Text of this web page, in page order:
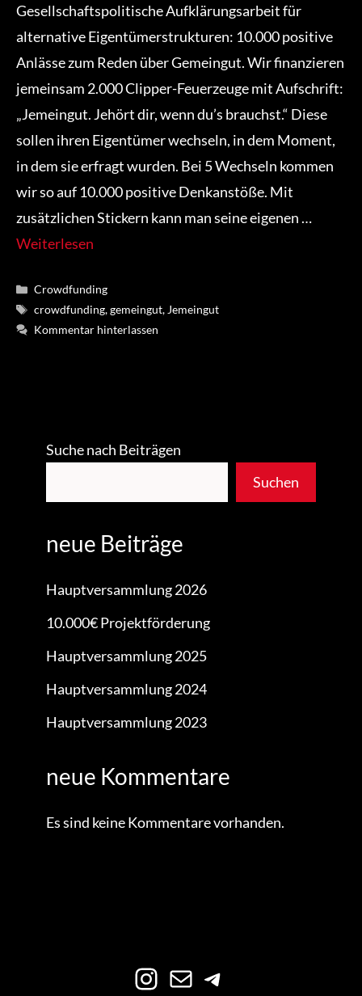
Gesellschaftspolitische Aufklärungsarbeit für
alternative Eigentümerstrukturen: 10.000 positive
Anlässe zum Reden über Gemeingut. Wir finanzieren
jemeinsam 2.000 Clipper-Feuerzeuge mit Aufschrift:
„Jemeingut. Jehört dir, wenn du’s brauchst.“ Diese
sollen ihren Eigentümer wechseln, in dem Moment,
in dem sie erfragt wurden. Bei 5 Wechseln kommen
wir so auf 10.000 positive Denkanstöße. Mit
zusätzlichen Stickern kann man seine eigenen …
Weiterlesen
Kategorien
Crowdfunding
Schlagwörter
crowdfunding,gemeingut, Jemeingut
Kommentar hinterlassen
Suche nach Beiträgen
Suchen
neue Beiträge
Hauptversammlung 2026
10.000€ Projektförderung
Hauptversammlung 2025
Hauptversammlung 2024
Hauptversammlung 2023
neue Kommentare
Es sind keine Kommentare vorhanden.
Instagram E-Mail Telegram